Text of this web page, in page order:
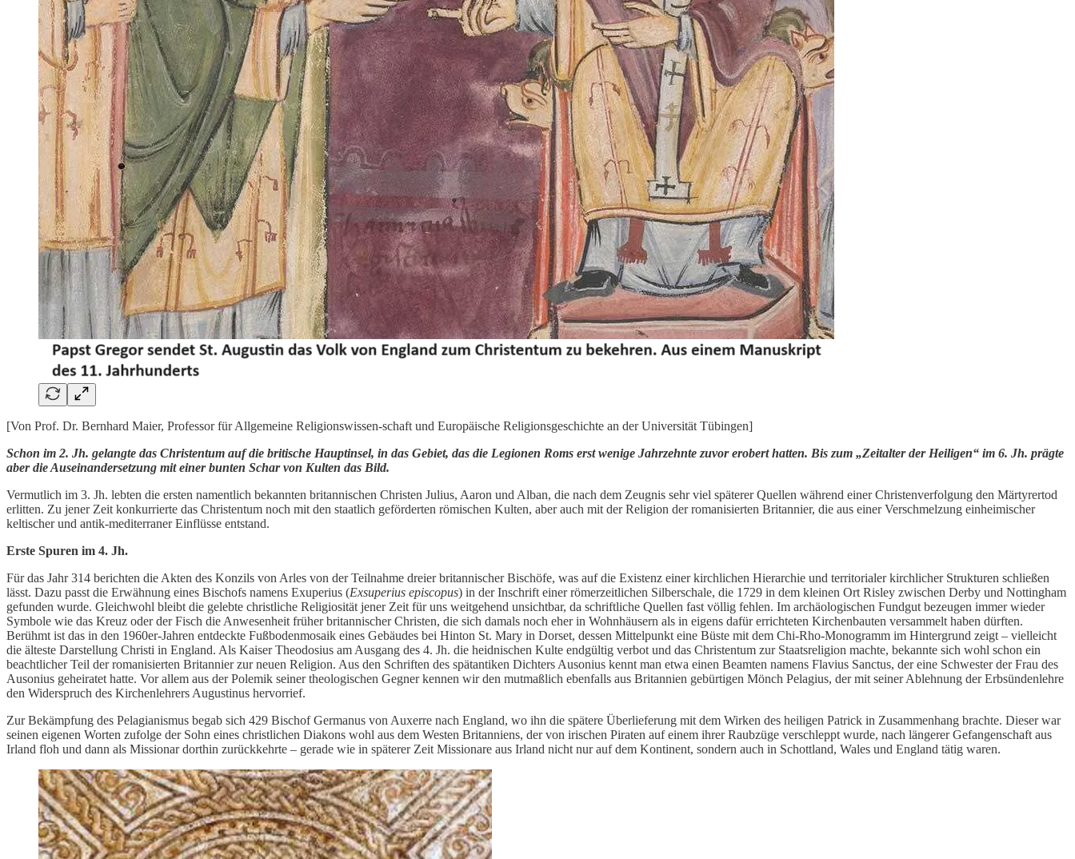
[Von Prof. Dr. Bernhard Maier, Professor für Allgemeine Religionswissen-schaft und Europäische Religionsgeschichte an der Universität Tübingen]
Schon im 2. Jh. gelangte das Christentum auf die britische Hauptinsel, in das Gebiet, das die Legionen Roms erst wenige Jahrzehnte zuvor erobert hatten. Bis zum „Zeitalter der Heiligen“ im 6. Jh. prägte
aber die Auseinandersetzung mit einer bunten Schar von Kulten das Bild.
Vermutlich im 3. Jh. lebten die ersten namentlich bekannten britannischen Christen Julius, Aaron und Alban, die nach dem Zeugnis sehr viel späterer Quellen während einer Christenverfolgung den Märtyrertod
erlitten. Zu jener Zeit konkurrierte das Christentum noch mit den staatlich geförderten römischen Kulten, aber auch mit der Religion der romanisierten Britannier, die aus einer Verschmelzung einheimischer
keltischer und antik-mediterraner Einflüsse entstand.
Erste Spuren im 4. Jh.
Für das Jahr 314 berichten die Akten des Konzils von Arles von der Teilnahme dreier britannischer Bischöfe, was auf die Existenz einer kirchlichen Hierarchie und territorialer kirchlicher Strukturen schließen
lässt. Dazu passt die Erwähnung eines Bischofs namens Exuperius (Exsuperius episcopus) in der Inschrift einer römerzeitlichen Silberschale, die 1729 in dem kleinen Ort Risley zwischen Derby und Nottingham
gefunden wurde. Gleichwohl bleibt die gelebte christliche Religiosität jener Zeit für uns weitgehend unsichtbar, da schriftliche Quellen fast völlig fehlen. Im archäologischen Fundgut bezeugen immer wieder
Symbole wie das Kreuz oder der Fisch die Anwesenheit früher britannischer Christen, die sich damals noch eher in Wohnhäusern als in eigens dafür errichteten Kirchenbauten versammelt haben dürften.
Berühmt ist das in den 1960er-Jahren entdeckte Fußbodenmosaik eines Gebäudes bei Hinton St. Mary in Dorset, dessen Mittelpunkt eine Büste mit dem Chi-Rho-Monogramm im Hintergrund zeigt – vielleicht
die älteste Darstellung Christi in England. Als Kaiser Theodosius am Ausgang des 4. Jh. die heidnischen Kulte endgültig verbot und das Christentum zur Staatsreligion machte, bekannte sich wohl schon ein
beachtlicher Teil der romanisierten Britannier zur neuen Religion. Aus den Schriften des spätantiken Dichters Ausonius kennt man etwa einen Beamten namens Flavius Sanctus, der eine Schwester der Frau des
Ausonius geheiratet hatte. Vor allem aus der Polemik seiner theologischen Gegner kennen wir den mutmaßlich ebenfalls aus Britannien gebürtigen Mönch Pelagius, der mit seiner Ablehnung der Erbsündenlehre
den Widerspruch des Kirchenlehrers Augustinus hervorrief.
Zur Bekämpfung des Pelagianismus begab sich 429 Bischof Germanus von Auxerre nach England, wo ihn die spätere Überlieferung mit dem Wirken des heiligen Patrick in Zusammenhang brachte. Dieser war
seinen eigenen Worten zufolge der Sohn eines christlichen Diakons wohl aus dem Westen Britanniens, der von irischen Piraten auf einem ihrer Raubzüge verschleppt wurde, nach längerer Gefangenschaft aus
Irland floh und dann als Missionar dorthin zurückkehrte – gerade wie in späterer Zeit Missionare aus Irland nicht nur auf dem Kontinent, sondern auch in Schottland, Wales und England tätig waren.